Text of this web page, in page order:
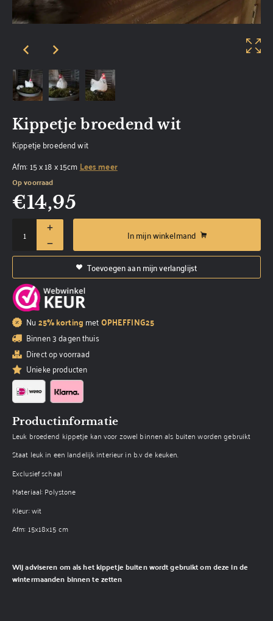
Kippetje broedend wit
Kippetje broedend wit
Afm: 15 x 18 x 15cm Lees meer
Op voorraad
€14,95
In mijn winkelmand
Toevoegen aan mijn verlanglijst
Nu 25% korting metOPHEFFING25
Binnen 3 dagen thuis
Direct op voorraad
Unieke producten
Productinformatie
Leuk broedend kippetje kan voor zowel binnen als buiten worden gebruikt
Staat leuk in een landelijk interieur in b.v de keuken.
Exclusief schaal
Materiaal: Polystone
Kleur: wit
Afm: 15x18x15 cm
Wij adviseren om als het kippetje buiten wordt gebruikt om deze in de
wintermaanden binnen te zetten